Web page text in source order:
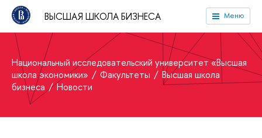
ВЫСШАЯ ШКОЛА БИЗНЕСА Меню
Национальный исследовательский университет «Высшая
школа экономики»
Факультеты
Высшая школа
бизнеса
Новости